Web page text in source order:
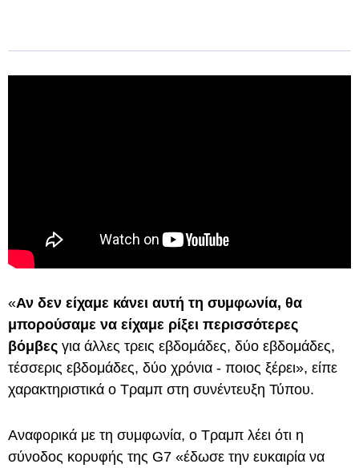
«Αν δεν είχαμε κάνει αυτή τη συμφωνία, θα
μπορούσαμε να είχαμε ρίξει περισσότερες
βόμβες για άλλες τρεις εβδομάδες, δύο εβδομάδες,
τέσσερις εβδομάδες, δύο χρόνια - ποιος ξέρει», είπε
χαρακτηριστικά ο Τραμπ στη συνέντευξη Τύπου.
Αναφορικά με τη συμφωνία, ο Τραμπ λέει ότι η
σύνοδος κορυφής της G7 «έδωσε την ευκαιρία να